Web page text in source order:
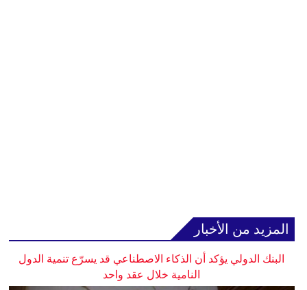
المزيد من الأخبار
البنك الدولي يؤكد أن الذكاء الاصطناعي قد يسرّع تنمية الدول
النامية خلال عقد واحد